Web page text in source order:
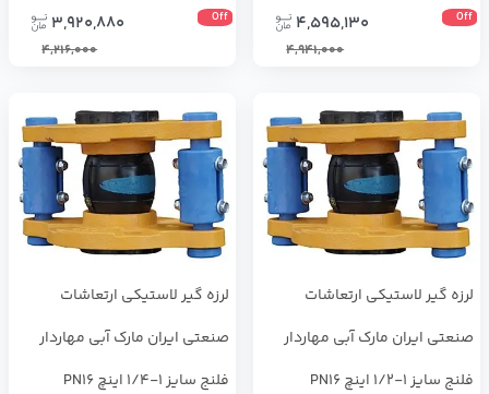
Off
4,595,130
4,941,000
Off
3,920,880
4,216,000
لرزه ‌گیر لاستیکی ارتعاشات
صنعتی ایران مارک آبی مهاردار
فلنج سایز 1-1/2 اینچ PN16
لرزه ‌گیر لاستیکی ارتعاشات
صنعتی ایران مارک آبی مهاردار
فلنج سایز 1-1/4 اینچ PN16